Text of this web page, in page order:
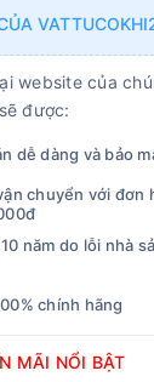
website của
được:
dễ dàng và bảo
chuyển với đơn
năm do lỗi nhà
chính hãng
MÃI NỔI BẬT